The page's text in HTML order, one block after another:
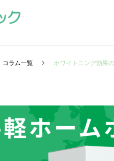
コラム一覧 ホワイトニング効果